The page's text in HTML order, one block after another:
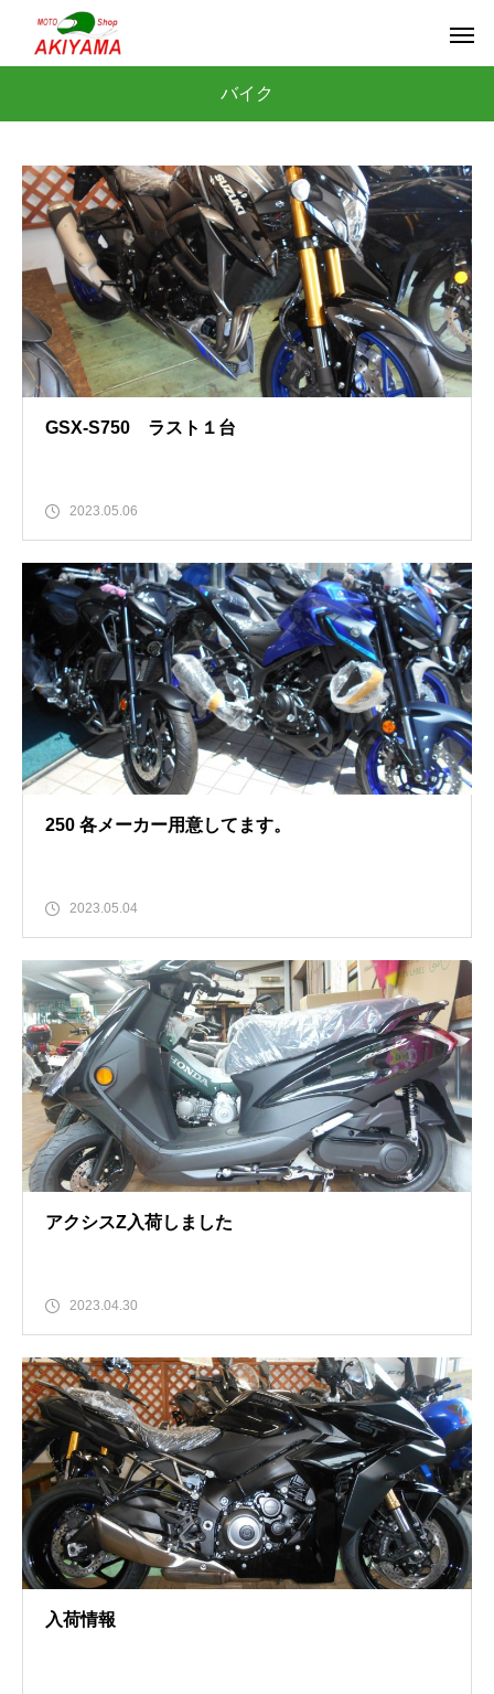
バイク
GSX-S750 ラスト１台
2023.05.06
250 各メーカー用意してます。
2023.05.04
アクシスZ入荷しました
2023.04.30
入荷情報